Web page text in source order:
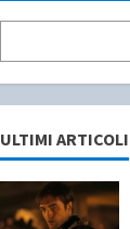
ULTIMI ARTICOLI